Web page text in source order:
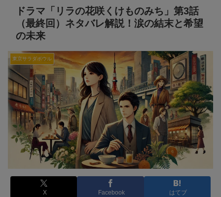
ドラマ「リラの花咲くけものみち」第3話
（最終回）ネタバレ解説！涙の結末と希望
の未来
東京サラダボウル
X Facebook はてブ